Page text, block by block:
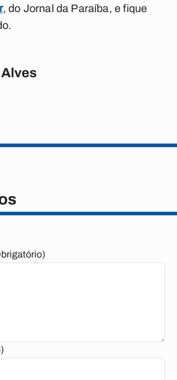
, do Jornal da Paraíba, e fique